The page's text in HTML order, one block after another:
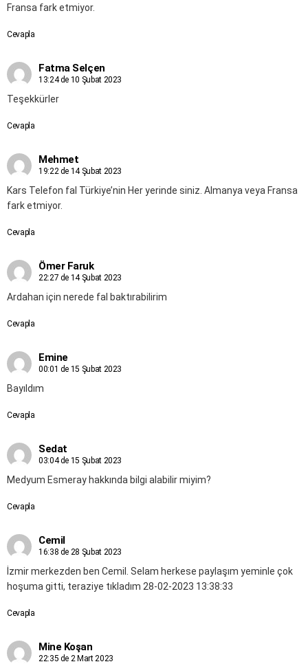
Fransa fark etmiyor.
Cevapla
Fatma Selçen
13:24 de 10 Şubat 2023
Teşekkürler
Cevapla
Mehmet
19:22 de 14 Şubat 2023
Kars Telefon fal Türkiye’nin Her yerinde siniz. Almanya veya Fransa
fark etmiyor.
Cevapla
Ömer Faruk
22:27 de 14 Şubat 2023
Ardahan için nerede fal baktırabilirim
Cevapla
Emine
00:01 de 15 Şubat 2023
Bayıldım
Cevapla
Sedat
03:04 de 15 Şubat 2023
Medyum Esmeray hakkında bilgi alabilir miyim?
Cevapla
Cemil
16:38 de 28 Şubat 2023
İzmir merkezden ben Cemil. Selam herkese paylaşım yeminle çok
hoşuma gitti, teraziye tıkladım 28-02-2023 13:38:33
Cevapla
Mine Koşan
22:35 de 2 Mart 2023